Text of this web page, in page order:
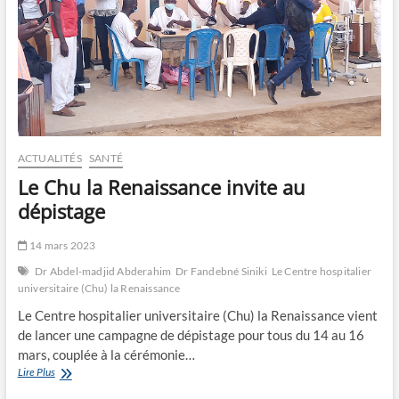
ACTUALITÉS SANTÉ
Le Chu la Renaissance invite au
dépistage
14 mars 2023
Dr Abdel-madjid Abderahim Dr Fandebné Siniki Le Centre hospitalier
universitaire (Chu) la Renaissance
Le Centre hospitalier universitaire (Chu) la Renaissance vient
de lancer une campagne de dépistage pour tous du 14 au 16
mars, couplée à la cérémonie…
Lire PlusLe